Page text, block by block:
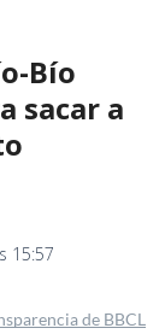
Bío
sacar a
15:57
de BBCL